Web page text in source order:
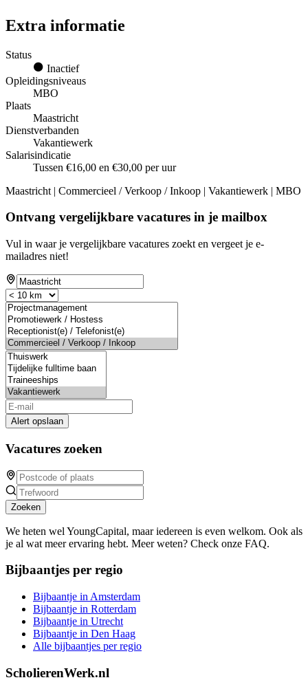
Extra informatie
Status
Inactief
Opleidingsniveaus
MBO
Plaats
Maastricht
Dienstverbanden
Vakantiewerk
Salarisindicatie
Tussen €16,00 en €30,00 per uur
Maastricht | Commercieel / Verkoop / Inkoop | Vakantiewerk | MBO
Ontvang vergelijkbare vacatures in je mailbox
Vul in waar je vergelijkbare vacatures zoekt en vergeet je e-
mailadres niet!
Alert opslaan
Vacatures zoeken
Zoeken
We heten wel YoungCapital, maar iedereen is even welkom. Ook als
je al wat meer ervaring hebt. Meer weten? Check onze FAQ.
Bijbaantjes per regio
Bijbaantje in Amsterdam
Bijbaantje in Rotterdam
Bijbaantje in Utrecht
Bijbaantje in Den Haag
Alle bijbaantjes per regio
ScholierenWerk.nl